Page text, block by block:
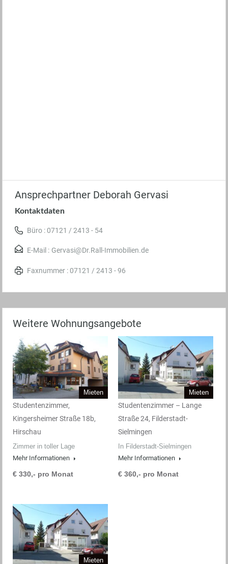
Ansprechpartner Deborah Gervasi
Kontaktdaten
Büro : 07121 / 2413 - 54
E-Mail : Gervasi@Dr.Rall-Immobilien.de
Faxnummer : 07121 / 2413 - 96
Weitere Wohnungsangebote
Mieten
Studentenzimmer,
Kingersheimer Straße 18b,
Hirschau
Zimmer in toller Lage
Mehr Informationen
€ 330,- pro Monat
Mieten
Studentenzimmer – Lange
Straße 24, Filderstadt-
Sielmingen
In Filderstadt-Sielmingen
Mehr Informationen
€ 360,- pro Monat
Mieten